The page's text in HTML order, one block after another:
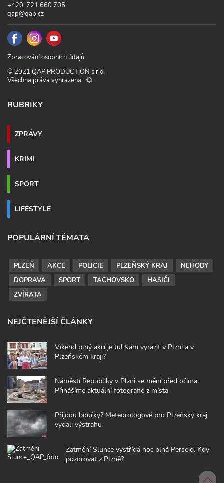
+420 721 660 705
qap@qap.cz
Zpracování osobních údajů
© 2021 QAP PRODUCTION s.r.o.
Všechna práva vyhrazena.
RUBRIKY
ZPRÁVY
KRIMI
SPORT
LIFESTYLE
POPULÁRNÍ TÉMATA
PLZEŇ AKCE POLICIE PLZEŇSKÝ KRAJ
NEHODY
DOPRAVA
SPORT TACHOVSKO
HASIČI
ZVÍŘATA
NEJČTENĚJŠÍ ČLÁNKY
Víkend plný akcí je tu! Kam vyrazit v Plzni a v
Plzeňském kraji?
Náměstí Republiky v Plzni se mění před očima.
Přinášíme aktuální fotografie z místa
Přijdou bouřky? Meteorologové pro Plzeňský kraj
vydali výstrahu
Zatmění Slunce vystřídá noc plná Perseid. Kdy
pozorovat z Plzně?